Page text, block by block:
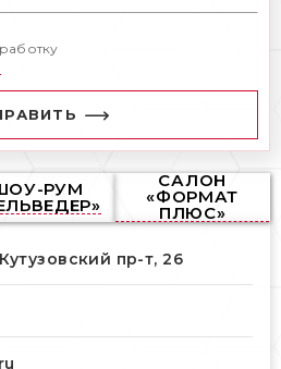
РУМ САЛОН
«ФОРМАТ
ПЛЮС»
Кутузовский пр-т, 26